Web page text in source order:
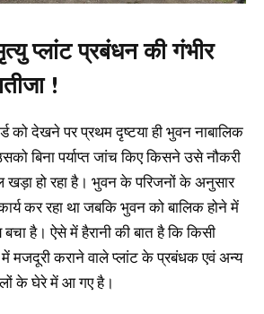
प्लांट प्रबंधन की गंभीर
!
को देखने पर प्रथम दृष्टया ही भुवन नाबालिक
बिना पर्याप्त जांच किए किसने उसे नौकरी
खड़ा हो रहा है। भुवन के परिजनों के अनुसार
कर रहा था जबकि भुवन को बालिक होने में
है। ऐसे में हैरानी की बात है कि किसी
मजदूरी कराने वाले प्लांट के प्रबंधक एवं अन्य
के घेरे में आ गए है।